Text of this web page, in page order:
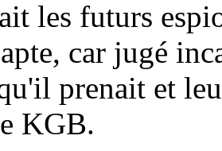
les futurs
car jugé
prenait et
KGB.